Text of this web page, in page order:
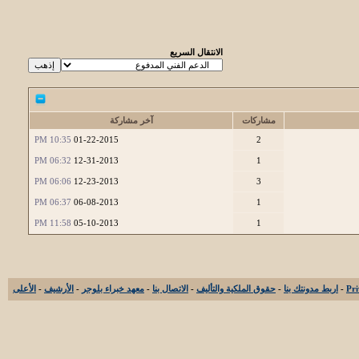
الانتقال السريع
مشاركات
آخر مشاركة
2
01-22-2015
10:35 PM
1
12-31-2013
06:32 PM
3
12-23-2013
06:06 PM
1
06-08-2013
06:37 PM
1
05-10-2013
11:58 PM
- اربط مدونتك بنا - حقوق الملكية والتأليف - الاتصال بنا - معهد خبراء بلوجر - الأرشيف - الأعلى